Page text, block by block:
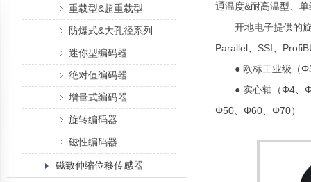
重载型&超重载型
防爆式&大孔径系列
迷你型编码器
绝对值编码器
增量式编码器
旋转编码器
磁性编码器
磁致伸缩位移传感器
通温度&耐高温型、
开地电子提供的旋
Parallel、SSI、
● 欧标工业级（
● 实心轴（Φ4、
Φ50、Φ60、Φ70）